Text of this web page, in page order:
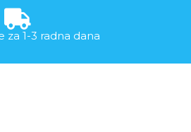
za 1-3 radna dana